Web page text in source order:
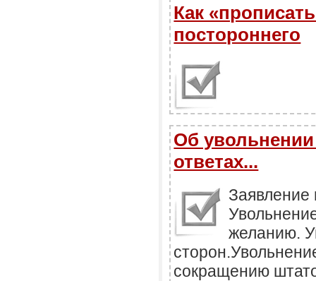
Как
постороннего
Об
ответах...
Заявление
желанию.
сокращению